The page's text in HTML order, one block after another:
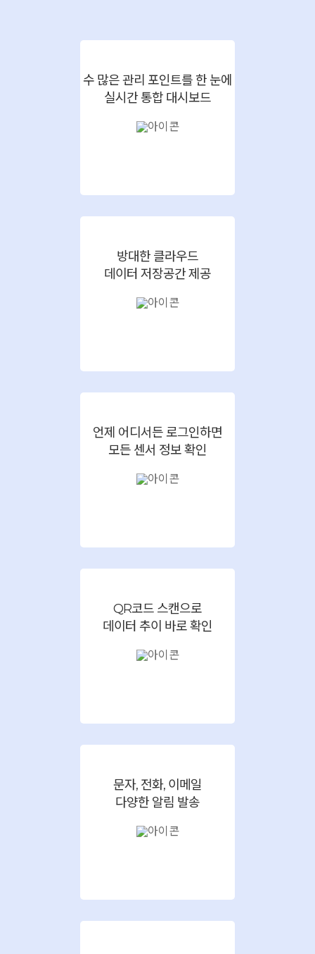
수 많은 관리 포인트를 한 눈에
실시간 통합 대시보드
방대한 클라우드
데이터 저장공간 제공
언제 어디서든 로그인하면
모든 센서 정보 확인
QR코드 스캔으로
데이터 추이 바로 확인
문자, 전화, 이메일
다양한 알림 발송